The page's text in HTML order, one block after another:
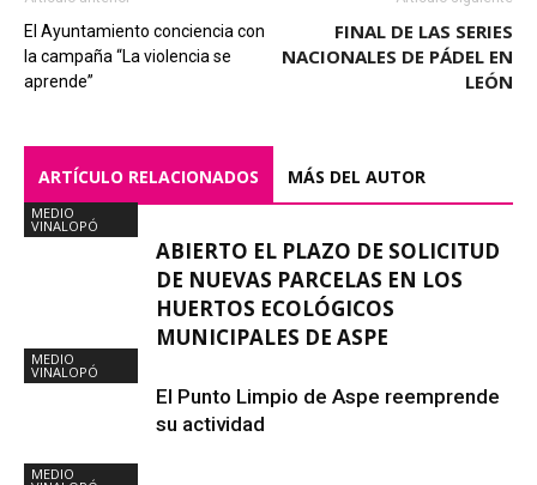
El Ayuntamiento conciencia con
la campaña “La violencia se
aprende”
FINAL DE LAS SERIES
NACIONALES DE PÁDEL EN
LEÓN
ARTÍCULO RELACIONADOS MÁS DEL AUTOR
MEDIO
VINALOPÓ
ABIERTO EL PLAZO DE SOLICITUD
DE NUEVAS PARCELAS EN LOS
HUERTOS ECOLÓGICOS
MUNICIPALES DE ASPE
MEDIO
VINALOPÓ
El Punto Limpio de Aspe reemprende
su actividad
MEDIO